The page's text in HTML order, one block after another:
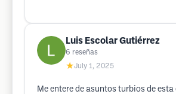
Luis Escolar Gutiérrez
6 reseñas
★July 1, 2025
Me entere de asuntos turbios de esta